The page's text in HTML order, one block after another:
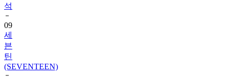
석
09
세
븐
틴
(SEVENTEEN)